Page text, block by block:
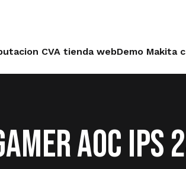
CVA tienda webDemo Makita
AOC